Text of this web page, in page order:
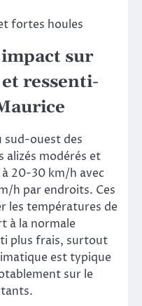
sur
ressenti-
sud-ouest des
alizés modérés et
20-30 km/h avec
h par endroits. Ces
les températures de
à la normale
plus frais, surtout
est typique
sur le